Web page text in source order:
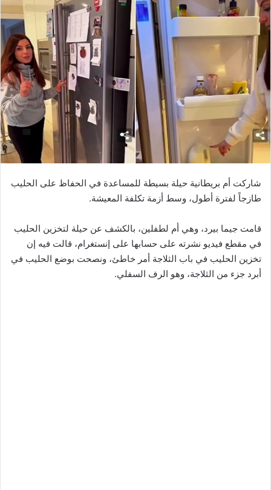
شاركت أم بريطانية حيلة بسيطة للمساعدة في الحفاظ على الحليب
طازجاً لفترة أطول، وسط أزمة تكلفة المعيشة.
قامت جيما بيرد، وهي أم لطفلين، بالكشف عن حيلة لتخزين الحليب
في مقطع فيديو نشرته على حسابها على إنستغرام، قالت فيه إن
تخزين الحليب في باب الثلاجة أمر خاطئ، ونصحت بوضع الحليب في
أبرد جزء من الثلاجة، وهو الرف السفلي.